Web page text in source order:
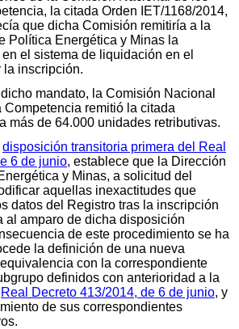
la citada Orden IET/1168/2014,
que dicha Comisión remitiría a la
Política Energética y Minas la
el sistema de liquidación en el
la inscripción.
mandato, la Comisión Nacional
Competencia remitió la citada
más de 64.000 unidades retributivas.
disposición transitoria primera del Real
6 de junio, establece que la Dirección
y Minas, a solicitud del
aquellas inexactitudes que
datos del Registro tras la inscripción
al amparo de dicha disposición
de este procedimiento se ha
la definición de una nueva
con la correspondiente
definidos con anterioridad a la
Real Decreto 413/2014, de 6 de junio, y
de sus correspondientes